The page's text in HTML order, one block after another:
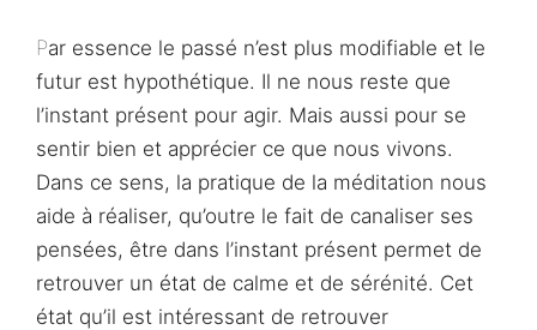
Par essence le passé n’est plus modifiable et le
futur est hypothétique. Il ne nous reste que
l’instant présent pour agir. Mais aussi pour se
sentir bien et apprécier ce que nous vivons.
Dans ce sens, la pratique de la méditation nous
aide à réaliser, qu’outre le fait de canaliser ses
pensées, être dans l’instant présent permet de
retrouver un état de calme et de sérénité. Cet
état qu’il est intéressant de retrouver